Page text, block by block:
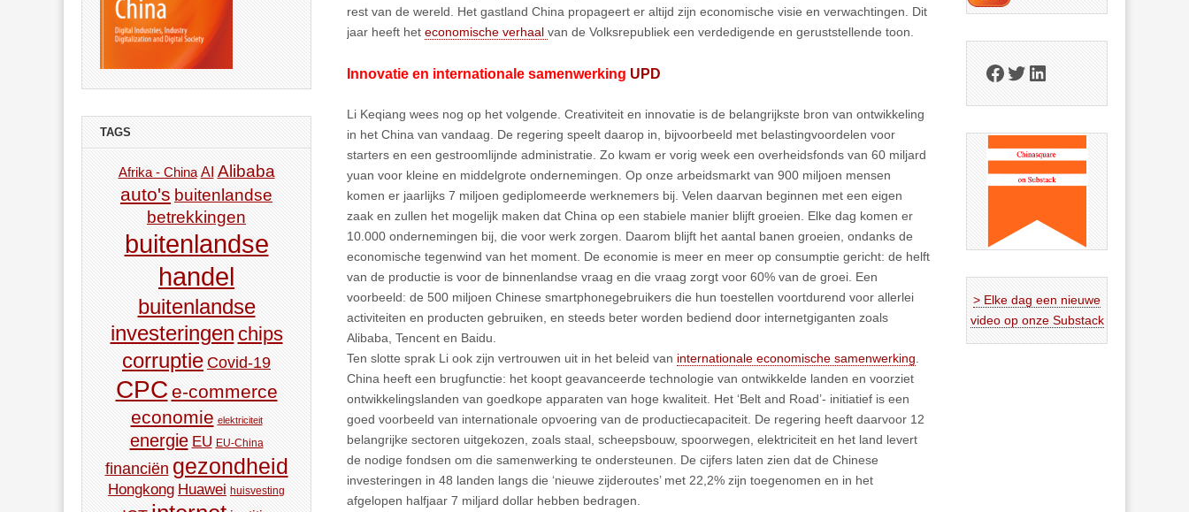
rest van de wereld. Het gastland China propageert er altijd zijn economische visie en verwachtingen. Dit
jaar heeft het economische verhaal van de Volksrepubliek een verdedigende en geruststellende toon.
Innovatie en internationale samenwerking UPD
Li Keqiang wees nog op het volgende. Creativiteit en innovatie is de belangrijkste bron van ontwikkeling
in het China van vandaag. De regering speelt daarop in, bijvoorbeeld met belastingvoordelen voor
starters en een gestroomlijnde administratie. Zo kwam er vorig week een overheidsfonds van 60 miljard
yuan voor kleine en middelgrote ondernemingen. Op onze arbeidsmarkt van 900 miljoen mensen
komen er jaarlijks 7 miljoen gediplomeerde werknemers bij. Velen daarvan beginnen met een eigen
zaak en zullen het mogelijk maken dat China op een stabiele manier blijft groeien. Elke dag komen er
10.000 ondernemingen bij, die voor werk zorgen. Daarom blijft het aantal banen groeien, ondanks de
economische tegenwind van het moment. De economie is meer en meer op consumptie gericht: de helft
van de productie is voor de binnenlandse vraag en die vraag zorgt voor 60% van de groei. Een
voorbeeld: de 500 miljoen Chinese smartphonegebruikers die hun toestellen voortdurend voor allerlei
activiteiten en producten gebruiken, en steeds beter worden bediend door internetgiganten zoals
Alibaba, Tencent en Baidu.
Ten slotte sprak Li ook zijn vertrouwen uit in het beleid van internationale economische samenwerking
China heeft een brugfunctie: het koopt geavanceerde technologie van ontwikkelde landen en voorziet
ontwikkelingslanden van goedkope apparaten van hoge kwaliteit. Het ‘Belt and Road’- initiatief is een
goed voorbeeld van internationale opvoering van de productiecapaciteit. De regering heeft daarvoor 12
belangrijke sectoren uitgekozen, zoals staal, scheepsbouw, spoorwegen, elektriciteit en het land levert
de nodige fondsen om die samenwerking te ondersteunen. De cijfers laten zien dat de Chinese
investeringen in 48 landen langs die ‘nieuwe zijderoutes’ met 22,2% zijn toegenomen en in het
afgelopen halfjaar 7 miljard dollar hebben bedragen.
TAGS
Afrika - China AI Alibaba
auto's buitenlandse
betrekkingen
buitenlandse
handel
buitenlandse
investeringen chips
corruptie Covid-19
CPC e-commerce
economie elektriciteit
energie EU EU-China
financiën gezondheid
Hongkong Huawei huisvesting
Facebook
Twitter
LinkedIn
> Elke dag een nieuwe
video op onze Substack